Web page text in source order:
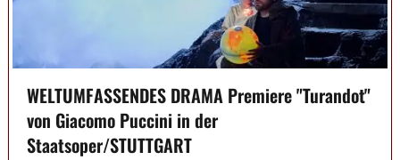
WELTUMFASSENDES DRAMA Premiere "Turandot"
von Giacomo Puccini in der
Staatsoper/STUTTGART